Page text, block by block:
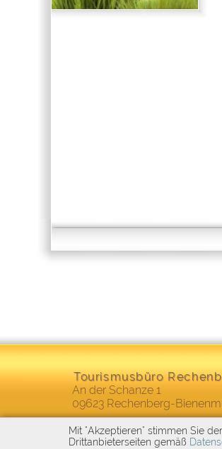
Tourismusbüro
An der Schanze 1
09623 Rechenberg-
Telefon:
+49 (0)37327 - 833
Mit "Akzeptieren" stimmen Sie
Drittanbieterseiten gemäß